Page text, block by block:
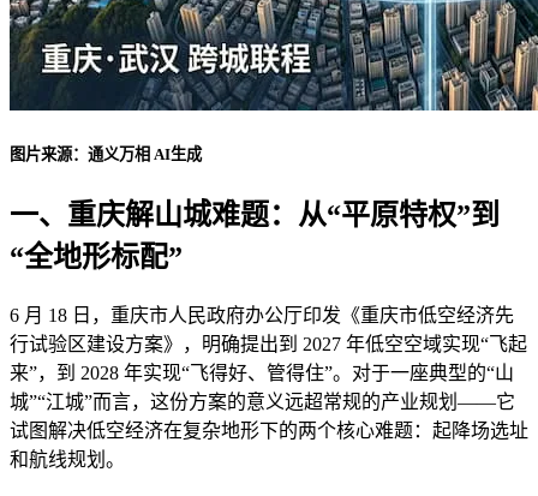
图片来源：通义万相 AI生成
一、重庆解山城难题：从“平原特权”到
“全地形标配”
6 月 18 日，重庆市人民政府办公厅印发《重庆市低空经济先
行试验区建设方案》，明确提出到 2027 年低空空域实现“飞起
来”，到 2028 年实现“飞得好、管得住”。对于一座典型的“山
城”“江城”而言，这份方案的意义远超常规的产业规划——它
试图解决低空经济在复杂地形下的两个核心难题：起降场选址
和航线规划。